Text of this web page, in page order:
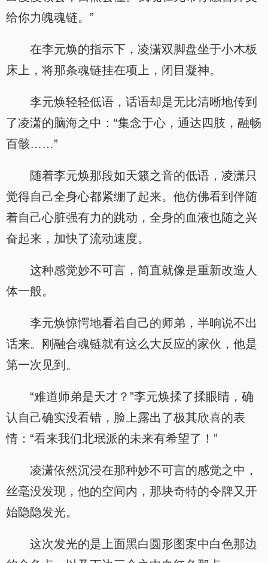
给你力魄魂链。”
在李元焕的指示下，凌潇双脚盘坐于小木板
床上，将那条魂链挂在项上，闭目凝神。
李元焕轻轻低语，话语却是无比清晰地传到
了凌潇的脑海之中：“集念于心，通达四肢，融畅
百骸……”
随着李元焕那段如天籁之音的低语，凌潇只
觉得自己全身心都紧绷了起来。他仿佛看到伴随
着自己心脏强有力的跳动，全身的血液也随之兴
奋起来，加快了流动速度。
这种感觉妙不可言，简直就像是重新改造人
体一般。
李元焕惊愕地看着自己的师弟，半晌说不出
话来。刚融合魂链就有这么大反应的家伙，他是
第一次见到。
“难道师弟是天才？”李元焕揉了揉眼睛，确
认自己确实没看错，脸上露出了极其欣喜的表
情：“看来我们北珉派的未来有希望了！”
凌潇依然沉浸在那种妙不可言的感觉之中，
丝毫没发现，他的空间内，那块奇特的令牌又开
始隐隐发光。
这次发光的是上面黑白圆形图案中白色那边